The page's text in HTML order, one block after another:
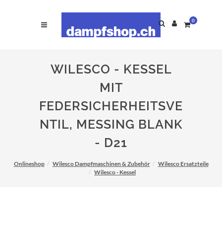
0
WILESCO - KESSEL
MIT
FEDERSICHERHEITSVE
NTIL, MESSING BLANK
- D21
Onlineshop Wilesco Dampfmaschinen & Zubehör
Wilesco Ersatzteile
Wilesco - Kessel